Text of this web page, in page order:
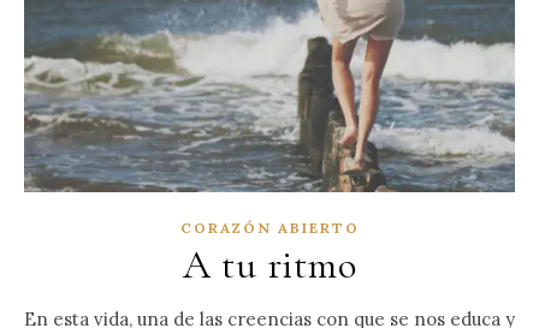
CORAZÓN ABIERTO
A tu ritmo
En esta vida, una de las creencias con que se nos educa y